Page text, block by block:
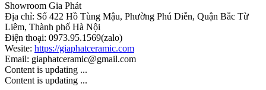
Showroom Gia Phát
Địa chỉ: Số 422 Hồ Tùng Mậu, Phường Phú Diễn, Quận Bắc Từ
Liêm, Thành phố Hà Nội
Điện thoại: 0973.95.1569(zalo)
Wesite: https://giaphatceramic.com
Email: giaphatceramic@gmail.com
Content is updating ...
Content is updating ...